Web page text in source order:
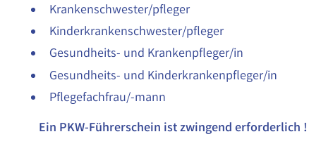
Krankenschwester/pfleger
Kinderkrankenschwester/pfleger
Gesundheits- und Krankenpfleger/in
Gesundheits- und Kinderkrankenpfleger/in
Pflegefachfrau/-mann
Ein PKW-Führerschein ist zwingend erforderlich !